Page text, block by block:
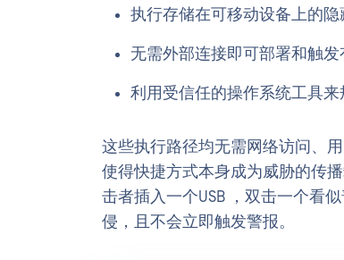
执行存储在可移动设备上的隐
无需外部连接即可部署和触
利用受信任的操作系统工具来
这些执行路径均无需网络访问、
使得快捷方式本身成为威胁的传
击者插入一个USB ，双击一个看
侵，且不会立即触发警报。